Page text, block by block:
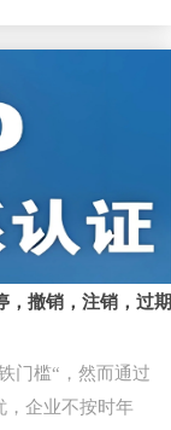
，撤销，注销，过期
门槛“，然而通过
，企业不按时年